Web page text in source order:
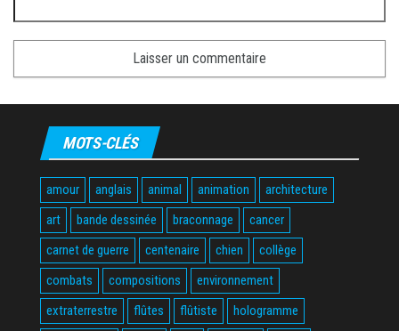
MOTS-CLÉS
amour anglais animal animation
architecture
art
bande dessinée braconnage
cancer
carnet de guerre
centenaire chien
collège
combats
compositions
environnement
extraterrestre
flûtes flûtiste
hologramme